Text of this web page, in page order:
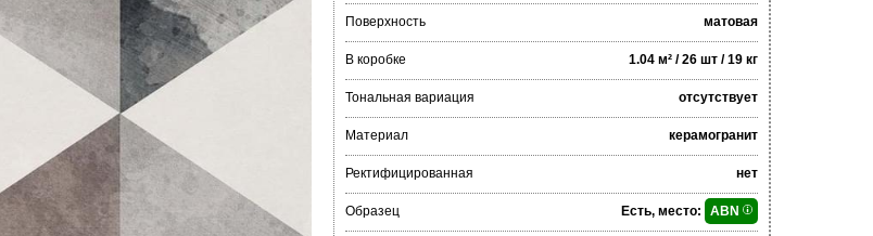
Поверхность матовая
В коробке 1.04 м² / 26 шт / 19 кг
Тональная вариация отсутствует
Материал керамогранит
Ректифицированная нет
Образец Есть, место: ABN